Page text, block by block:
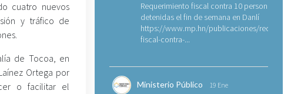
cuatro nuevos
y tráfico de
de Tocoa, en
Ortega por
o facilitar el
Requerimiento fiscal contra 10 personas
detenidas el fin de semana en Danlí
https://www.mp.hn/publicaciones/
fiscal-contra-...
Ministerio Público 19 Ene